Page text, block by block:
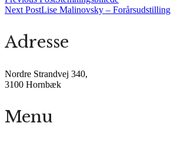
Next PostLise Malinovsky – Forårsudstilling
Adresse
Nordre Strandvej 340,
3100 Hornbæk
Menu